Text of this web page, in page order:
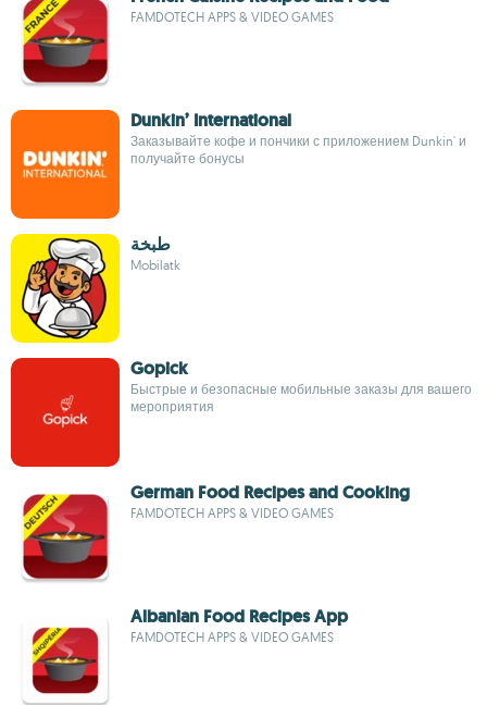
FAMDOTECH APPS & VIDEO GAMES
Dunkin’ International
Заказывайте кофе и пончики с приложением Dunkin' и
получайте бонусы
طبخة
Mobilatk
Gopick
Быстрые и безопасные мобильные заказы для вашего
мероприятия
German Food Recipes and Cooking
FAMDOTECH APPS & VIDEO GAMES
Albanian Food Recipes App
FAMDOTECH APPS & VIDEO GAMES